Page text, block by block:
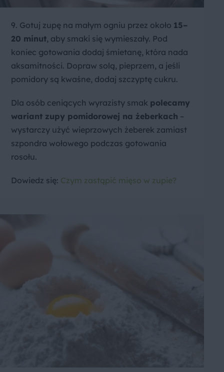
9. Gotuj zupę na małym ogniu przez około 15–
20 minut, aby smaki się wymieszały. Pod
koniec gotowania dodaj śmietanę, która nada
aksamitności. Dopraw solą, pieprzem, a jeśli
pomidory są kwaśne, dodaj szczyptę cukru.
Dla osób ceniących wyrazisty smak polecamy
wariant zupy pomidorowej na żeberkach –
wystarczy użyć wieprzowych żeberek zamiast
szpondra wołowego podczas gotowania
rosołu.
Dowiedz się: Czym zastąpić mięso w zupie?